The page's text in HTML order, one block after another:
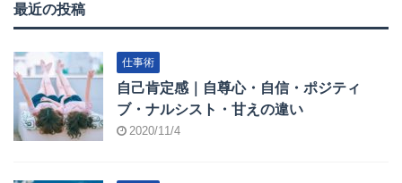
最近の投稿
仕事術
自己肯定感｜自尊心・自信・ポジティ
ブ・ナルシスト・甘えの違い
2020/11/4